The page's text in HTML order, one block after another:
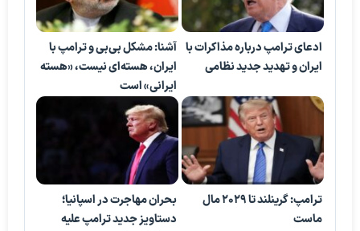
ادعای ترامپ درباره مذاکرات با
ایران و تهدید جدید نظامی
آشنا: مشکل بی‌بی‌ و ترامپ با
ایران، هسته‌ای نیست، «هسته
ایرانی» است
ترامپ: گرینلند تا ۲۰۲۹ مال
ماست
بحران مهاجرت در اسپانیا؛
دستاویز جدید ترامپ علیه